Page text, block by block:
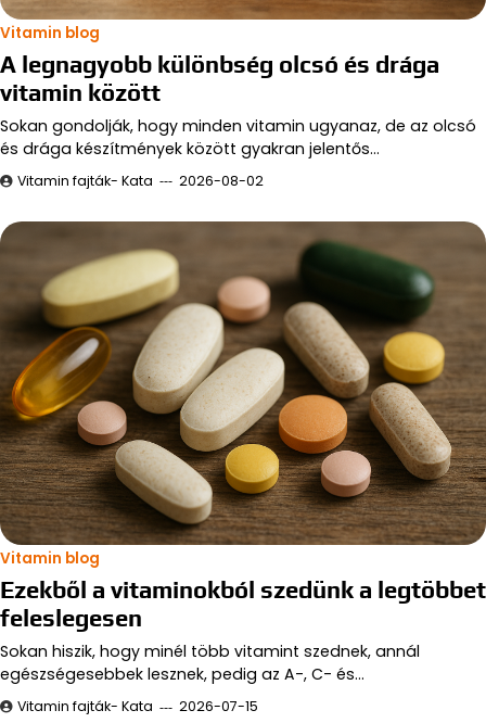
Vitamin blog
A legnagyobb különbség olcsó és drága
vitamin között
Sokan gondolják, hogy minden vitamin ugyanaz, de az olcsó
és drága készítmények között gyakran jelentős…
Vitamin fajták- Kata 2026-08-02
Vitamin blog
Ezekből a vitaminokból szedünk a legtöbbet
feleslegesen
Sokan hiszik, hogy minél több vitamint szednek, annál
egészségesebbek lesznek, pedig az A-, C- és…
Vitamin fajták- Kata 2026-07-15